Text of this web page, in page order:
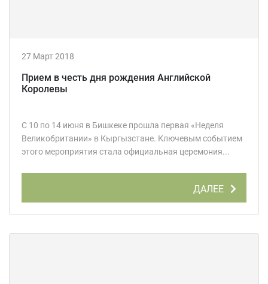
27 Март 2018
Прием в честь дня рождения Английской
Королевы
С 10 по 14 июня в Бишкеке прошла первая «Неделя
Великобритании» в Кыргызстане. Ключевым событием
этого мероприятия стала официальная церемония...
ДАЛЕЕ